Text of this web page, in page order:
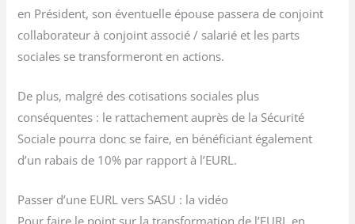
en Président, son éventuelle épouse passera de conjoint
collaborateur à conjoint associé / salarié et les parts
sociales se transformeront en actions.
De plus, malgré des cotisations sociales plus
conséquentes : le rattachement auprès de la Sécurité
Sociale pourra donc se faire, en bénéficiant également
d’un rabais de 10% par rapport à l’EURL.
Passer d’une EURL vers SASU : la vidéo